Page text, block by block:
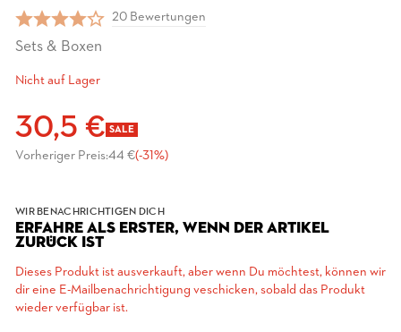
20 Bewertungen
Sets & Boxen
Nicht auf Lager
30,5 € SALE
Vorheriger Preis:44 €(-31%)
WIR BENACHRICHTIGEN DICH
ERFAHRE ALS ERSTER, WENN DER ARTIKEL
ZURÜCK IST
Dieses Produkt ist ausverkauft, aber wenn Du möchtest, können wir
dir eine E-Mailbenachrichtigung veschicken, sobald das Produkt
wieder verfügbar ist.